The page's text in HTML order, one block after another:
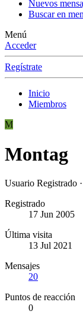
Nuevos
Buscar en
Menú
Acceder
Regístrate
Inicio
Miembros
M
Montag
Usuario Registrado ·
Registrado
17 Jun 2005
Última visita
13 Jul 2021
Mensajes
20
Puntos de reacción
0